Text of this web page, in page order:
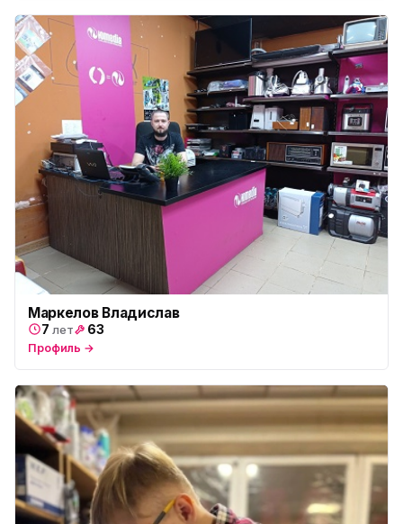
Маркелов Владислав
7 лет 63
Профиль →